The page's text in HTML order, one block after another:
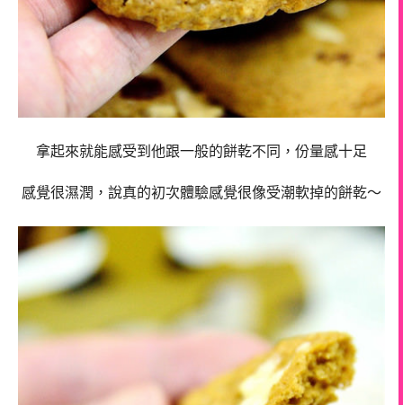
拿起來就能感受到他跟一般的餅乾不同，份量感十足
感覺很濕潤，說真的初次體驗感覺很像受潮軟掉的餅乾～